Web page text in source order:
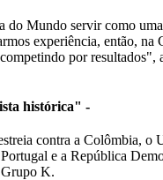
do Mundo servir como
experiência, então, na
por resultados",
histórica" -
contra a Colômbia, o
e a República
K.